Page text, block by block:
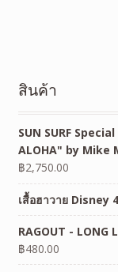
สินค้า
SUN SURF
ALOHA" by Mike
฿2,750.00
เสื้อฮาวาย Disney
RAGOUT - LONG
฿480.00